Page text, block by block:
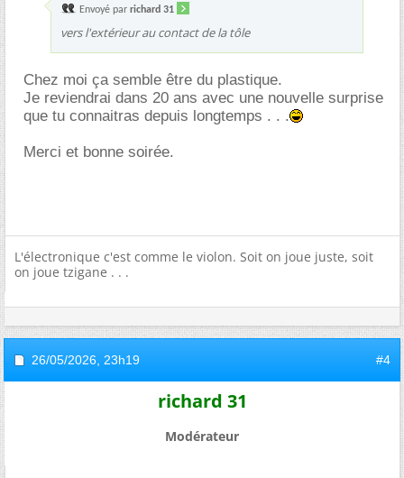
Envoyé par richard 31
vers l'extérieur au contact de la tôle
Chez moi ça semble être du plastique.
Je reviendrai dans 20 ans avec une nouvelle surprise
que tu connaitras depuis longtemps . . .
Merci et bonne soirée.
L'électronique c'est comme le violon. Soit on joue juste, soit
on joue tzigane . . .
26/05/2026, 23h19 #4
richard 31
Modérateur